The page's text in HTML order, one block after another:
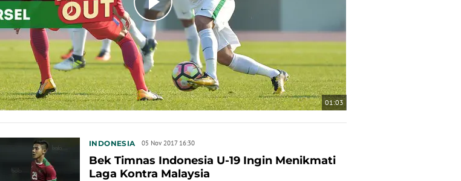
01:03
INDONESIA 05 Nov 2017 16:30
Bek Timnas Indonesia U-19 Ingin Menikmati
Laga Kontra Malaysia